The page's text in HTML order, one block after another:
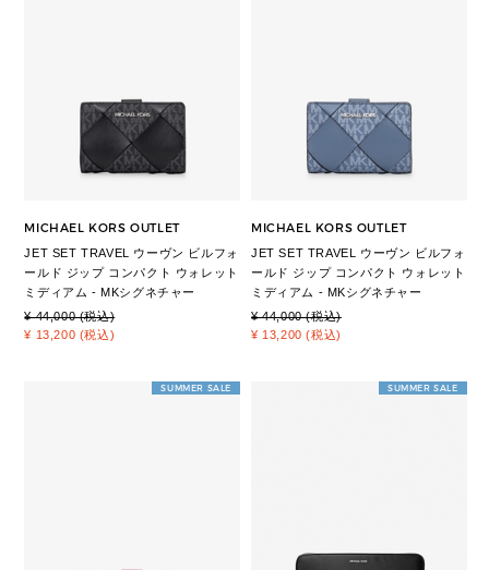
MICHAEL KORS OUTLET
JET SET TRAVEL ウーヴン ビルフォ
ールド ジップ コンパクト ウォレット
ミディアム - MKシグネチャー
¥ 44,000 (税込)
¥ 13,200 (税込)
MICHAEL KORS OUTLET
JET SET TRAVEL ウーヴン ビルフォ
ールド ジップ コンパクト ウォレット
ミディアム - MKシグネチャー
¥ 44,000 (税込)
¥ 13,200 (税込)
SUMMER SALE SUMMER SALE